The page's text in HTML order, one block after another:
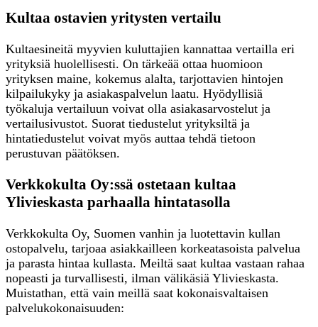
Kultaa ostavien yritysten vertailu
Kultaesineitä myyvien kuluttajien kannattaa vertailla eri
yrityksiä huolellisesti. On tärkeää ottaa huomioon
yrityksen maine, kokemus alalta, tarjottavien hintojen
kilpailukyky ja asiakaspalvelun laatu. Hyödyllisiä
työkaluja vertailuun voivat olla asiakasarvostelut ja
vertailusivustot. Suorat tiedustelut yrityksiltä ja
hintatiedustelut voivat myös auttaa tehdä tietoon
perustuvan päätöksen.
Verkkokulta Oy:ssä ostetaan kultaa
Ylivieskasta parhaalla hintatasolla
Verkkokulta Oy, Suomen vanhin ja luotettavin kullan
ostopalvelu, tarjoaa asiakkailleen korkeatasoista palvelua
ja parasta hintaa kullasta. Meiltä saat kultaa vastaan rahaa
nopeasti ja turvallisesti, ilman välikäsiä Ylivieskasta.
Muistathan, että vain meillä saat kokonaisvaltaisen
palvelukokonaisuuden: